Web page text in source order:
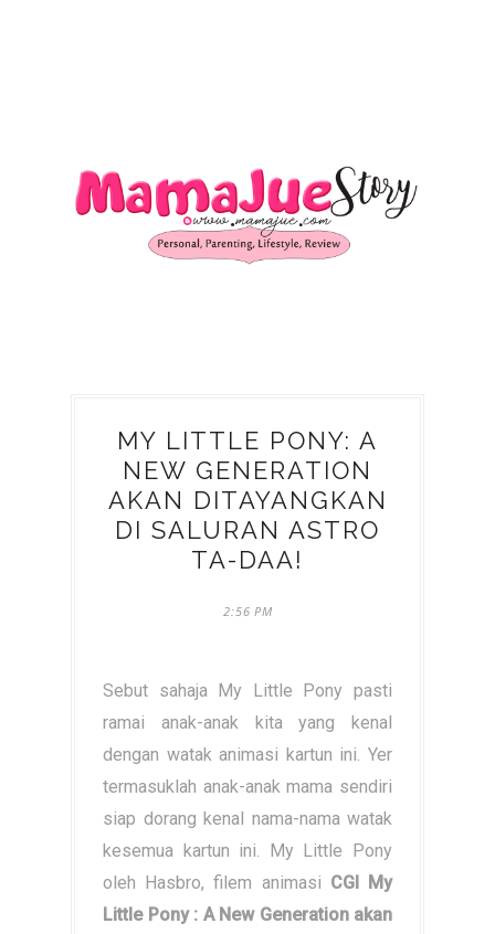
MY LITTLE PONY: A
NEW GENERATION
AKAN DITAYANGKAN
DI SALURAN ASTRO
TA-DAA!
2:56 PM
Sebut sahaja My Little Pony pasti
ramai anak-anak kita yang kenal
dengan watak animasi kartun ini. Yer
termasuklah anak-anak mama sendiri
siap dorang kenal nama-nama watak
kesemua kartun ini. My Little Pony
oleh Hasbro, filem animasi CGI My
Little Pony : A New Generation akan